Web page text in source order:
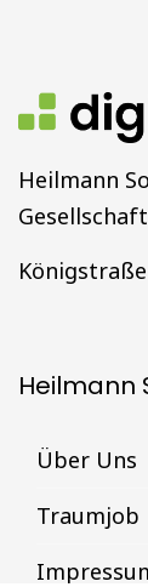
Heilmann
Heilmann
Über Uns
Traumjob